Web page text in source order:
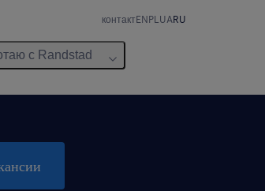
контактENPL UARU
с Randstad